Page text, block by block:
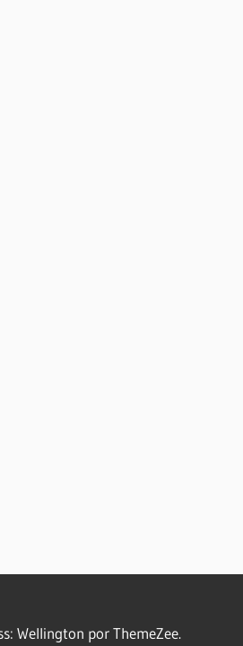
Wellington por ThemeZee.